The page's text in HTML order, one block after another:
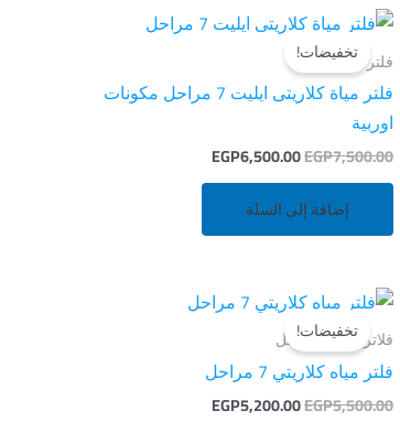
تخفيضات!
فلتر كلاريتي
فلتر مياة كلاريتى ايليت 7 مراحل مكونات
اوربية
EGP7,500.00
السعر
الأصلي
هو:
EGP7,500.00.
EGP6,500.00
السعر
الحالي
إضافة إلى السلة
تخفيضات!فلاتر مياه 7 مراحل
فلتر مياه كلاريتي 7 مراحل
EGP5,500.00
السعر
الأصلي
هو:
EGP5,500.00.
EGP5,200.00
السعر
الحالي